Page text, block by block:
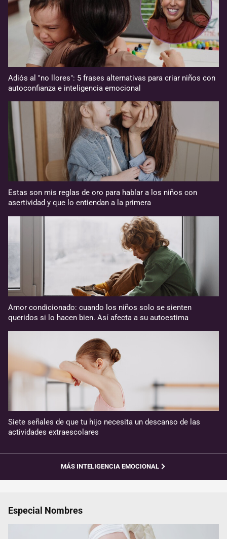
Adiós al "no llores": 5 frases alternativas para criar niños con
autoconfianza e inteligencia emocional
Estas son mis reglas de oro para hablar a los niños con
asertividad y que lo entiendan a la primera
Amor condicionado: cuando los niños solo se sienten
queridos si lo hacen bien. Así afecta a su autoestima
Siete señales de que tu hijo necesita un descanso de las
actividades extraescolares
MÁS INTELIGENCIA EMOCIONAL
Especial Nombres